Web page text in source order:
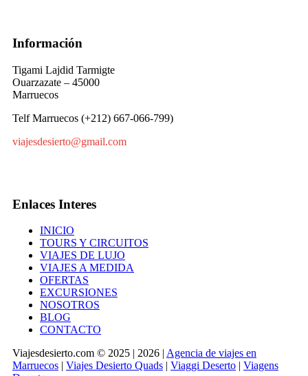
Información
Tigami Lajdid Tarmigte
Ouarzazate – 45000
Marruecos
Telf Marruecos (+212) 667-066-799)
viajesdesierto@gmail.com
Enlaces Interes
INICIO
TOURS Y CIRCUITOS
VIAJES DE LUJO
VIAJES A MEDIDA
OFERTAS
EXCURSIONES
NOSOTROS
BLOG
CONTACTO
Viajesdesierto.com © 2025 | 2026 | Agencia de viajes en
Marruecos | Viajes Desierto Quads | Viaggi Deserto | Viagens